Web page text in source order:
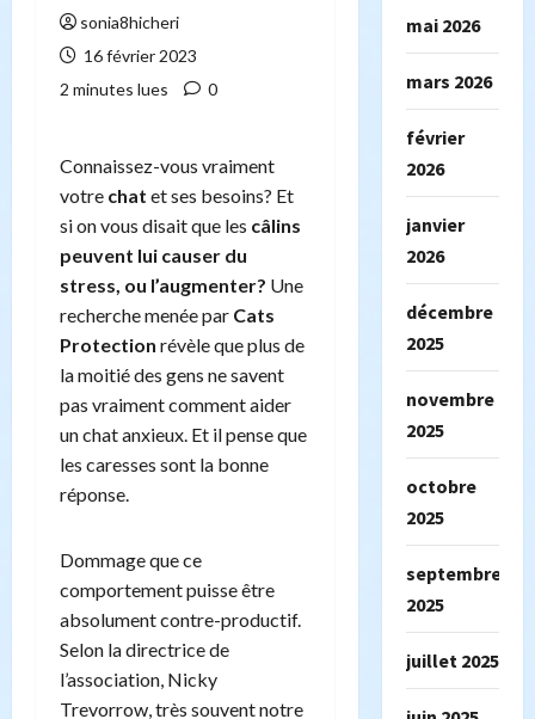
sonia8hicheri
16 février 2023
2 minutes lues
0
Connaissez-vous vraiment
votre chat et ses besoins? Et
si on vous disait que les câlins
peuvent lui causer du
stress, ou l’augmenter? Une
recherche menée par Cats
Protection révèle que plus de
la moitié des gens ne savent
pas vraiment comment aider
un chat anxieux. Et il pense que
les caresses sont la bonne
réponse.
Dommage que ce
comportement puisse être
absolument contre-productif.
Selon la directrice de
l’association, Nicky
Trevorrow, très souvent notre
mai 2026
mars 2026
février
2026
janvier
2026
décembre
2025
novembre
2025
octobre
2025
septembre
2025
juillet 2025